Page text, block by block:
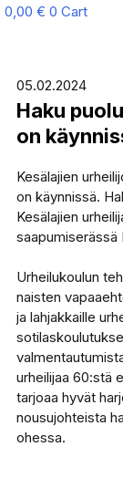
0,00 € 0 Cart
05.02.2024
Haku
on
Kesälajien
on käynnissä.
Kesälajien
saapumiserässä
Urheilukoulun
naisten
ja lahjakkaille
urheilijaa 60:stä
tarjoaa hyvät
nousujohteista
ohessa.